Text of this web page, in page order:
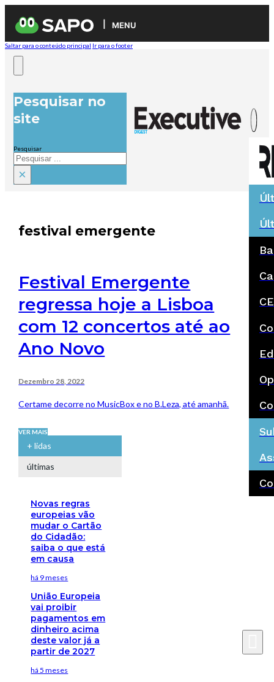
MENU
Saltar para o conteúdo principal Ir para o footer
Pesquisar no
site
Pesquisar
×
festival emergente
Festival Emergente
regressa hoje a Lisboa
com 12 concertos até ao
Ano Novo
Dezembro 28, 2022
Certame decorre no MusicBox e no B.Leza, até amanhã.
VER MAIS
+ lidas
últimas
Novas regras
europeias vão
mudar o Cartão
do Cidadão:
saiba o que está
em causa
há 9 meses
União Europeia
vai proibir
pagamentos em
dinheiro acima
deste valor já a
partir de 2027
há 5 meses